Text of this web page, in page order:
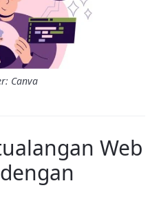
Canva
Web